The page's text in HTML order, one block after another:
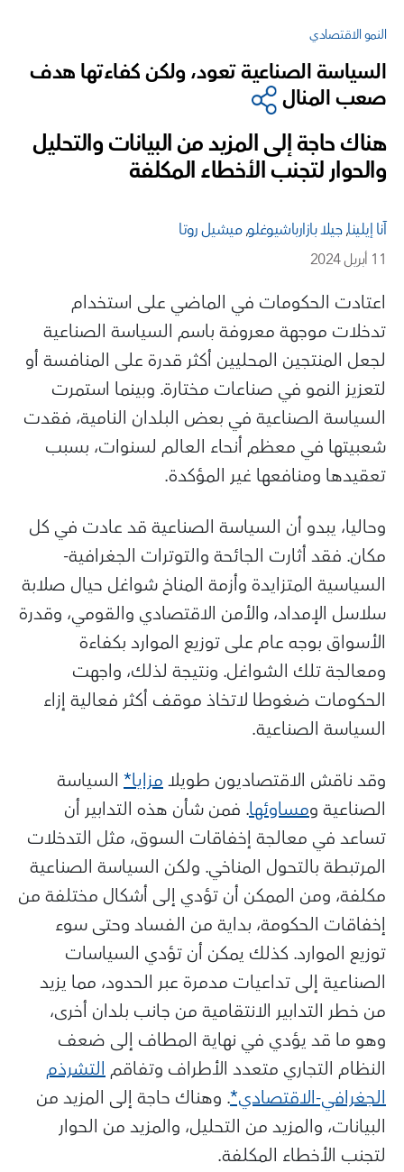
النمو الاقتصادي
السياسة الصناعية تعود، ولكن كفاءتها هدف
صعب المنال
هناك حاجة إلى المزيد من البيانات والتحليل
والحوار لتجنب الأخطاء المكلفة
آنا إيلينا,جيلا بازارباشيوغلو,ميشيل روتا
11 أبريل 2024
اعتادت الحكومات في الماضي على استخدام
تدخلات موجهة معروفة باسم السياسة الصناعية
لجعل المنتجين المحليين أكثر قدرة على المنافسة أو
لتعزيز النمو في صناعات مختارة. وبينما استمرت
السياسة الصناعية في بعض البلدان النامية، فقدت
شعبيتها في معظم أنحاء العالم لسنوات، بسبب
تعقيدها ومنافعها غير المؤكدة.
وحاليا، يبدو أن السياسة الصناعية قد عادت في كل
مكان. فقد أثارت الجائحة والتوترات الجغرافية-
السياسية المتزايدة وأزمة المناخ شواغل حيال صلابة
سلاسل الإمداد، والأمن الاقتصادي والقومي، وقدرة
الأسواق بوجه عام على توزيع الموارد بكفاءة
ومعالجة تلك الشواغل. ونتيجة لذلك، واجهت
الحكومات ضغوطا لاتخاذ موقف أكثر فعالية إزاء
السياسة الصناعية.
وقد ناقش الاقتصاديون طويلامزايا* السياسة
الصناعية ومساوئها. فمن شأن هذه التدابير أن
تساعد في معالجة إخفاقات السوق، مثل التدخلات
المرتبطة بالتحول المناخي. ولكن السياسة الصناعية
مكلفة، ومن الممكن أن تؤدي إلى أشكال مختلفة من
إخفاقات الحكومة، بداية من الفساد وحتى سوء
توزيع الموارد. كذلك يمكن أن تؤدي السياسات
الصناعية إلى تداعيات مدمرة عبر الحدود، مما يزيد
من خطر التدابير الانتقامية من جانب بلدان أخرى،
وهو ما قد يؤدي في نهاية المطاف إلى ضعف
النظام التجاري متعدد الأطراف وتفاقمالتشرذم
الجغرافي-الاقتصادي*. وهناك حاجة إلى المزيد من
البيانات، والمزيد من التحليل، والمزيد من الحوار
لتجنب الأخطاء المكلفة.